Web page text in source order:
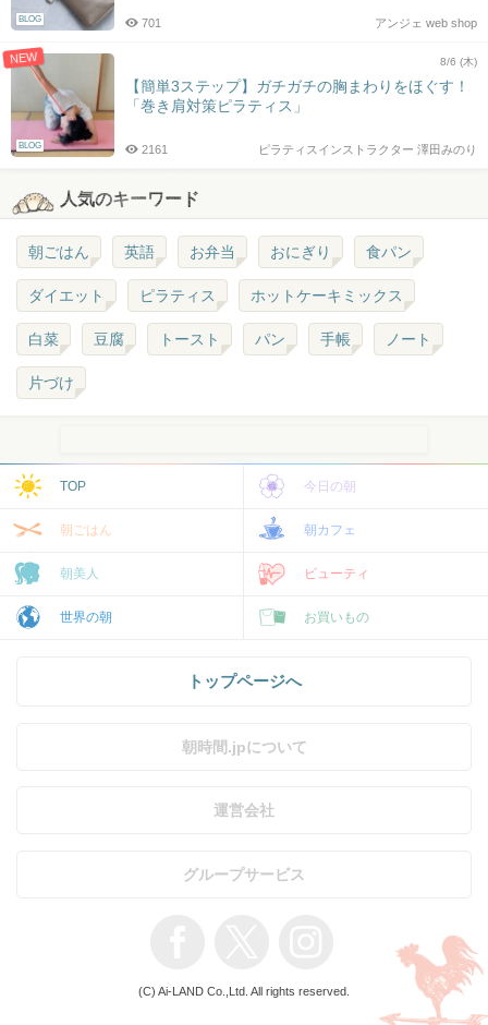
BLOG アンジェ web shop
701
NEW
BLOG
8/6 (木)
【簡単3ステップ】ガチガチの胸まわりをほぐす！
「巻き肩対策ピラティス」
ピラティスインストラクター 澤田みのり
2161
人気のキーワード
朝ごはん 英語 お弁当 おにぎり 食パン
ダイエット ピラティス ホットケーキミックス
白菜 豆腐 トースト パン 手帳 ノート
片づけ
TOP 今日の朝
朝ごはん 朝カフェ
朝美人 ビューティ
世界の朝 お買いもの
トップページへ
朝時間.jpについて
運営会社
グループサービス
(C) Ai-LAND Co.,Ltd. All rights reserved.